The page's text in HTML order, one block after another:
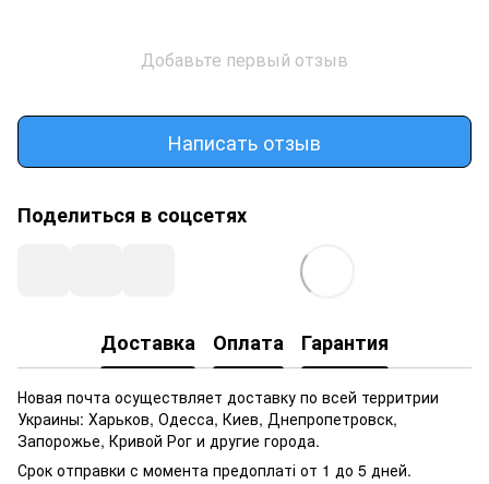
Добавьте первый отзыв
Написать отзыв
Поделиться в соцсетях
Доставка Оплата Гарантия
Новая почта осуществляет доставку по всей территрии
Украины: Харьков, Одесса, Киев, Днепропетровск,
Запорожье, Кривой Рог и другие города.
Срок отправки с момента предоплаті от 1 до 5 дней.